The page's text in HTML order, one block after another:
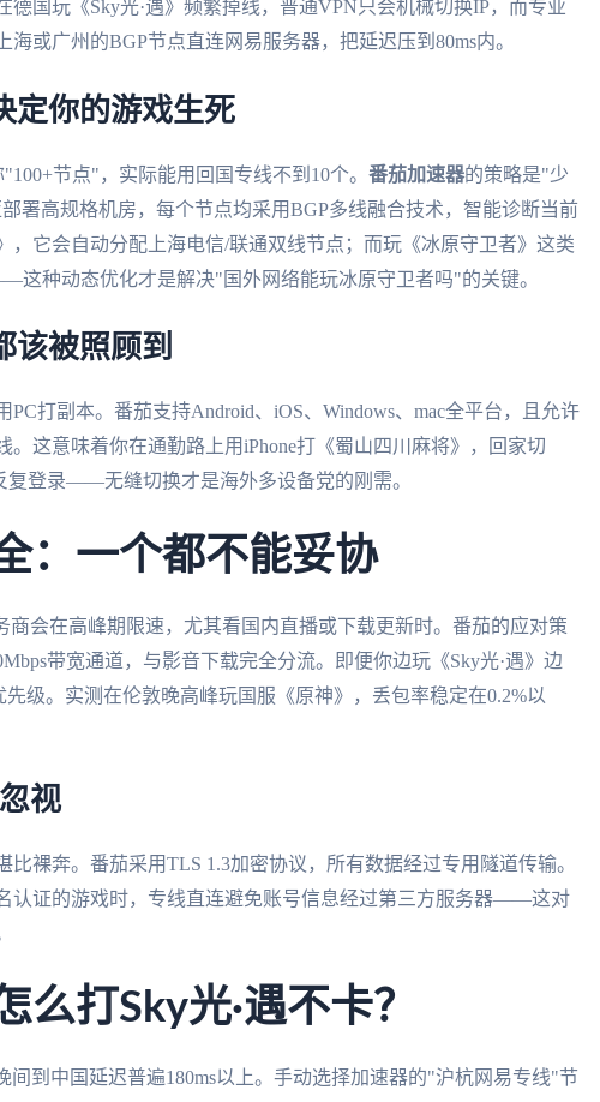
德国玩《Sky光·遇》频繁掉线，普通VPN只会机械切换IP，而专业
或广州的BGP节点直连网易服务器，把延迟压到80ms内。
定你的游戏生死
节点"，实际能用回国专线不到10个。 番茄加速器的策略是"少
署高规格机房，每个节点均采用BGP多线融合技术，智能诊断当前
，它会自动分配上海电信/联通双线节点；而玩《冰原守卫者》这类
种动态优化才是解决"国外网络能玩冰原守卫者吗"的关键。
该被照顾到
打副本。番茄支持Android、iOS、Windows、mac全平台，且允许
。这意味着你在通勤路上用iPhone打《蜀山四川麻将》，回家切
复登录——无缝切换才是海外多设备党的刚需。
：一个都不能妥协
会在高峰期限速，尤其看国内直播或下载更新时。番茄的应对策
带宽通道，与影音下载完全分流。即便你边玩《Sky光·遇》边
级。实测在伦敦晚高峰玩国服《原神》，丢包率稳定在0.2%以
视
裸奔。番茄采用TLS 1.3加密协议，所有数据经过专用隧道传输。
认证的游戏时，专线直连避免账号信息经过第三方服务器——这对
么打Sky光·遇不卡？
间到中国延迟普遍180ms以上。手动选择加速器的"沪杭网易专线"节